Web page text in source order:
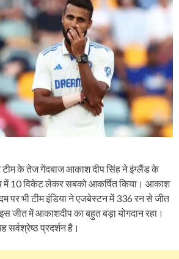
टीम के तेज गेंदबाज आकाश दीप सिंह ने इंग्लैंड के
10 विकेट लेकर सबको आकर्षित किया। आकाश
पर भी टीम इंडिया ने एजबेस्टन में 336 रन से जीत
जीत में आकाशदीप का बहुत बड़ा योगदान रहा।
प्रदर्शन है।